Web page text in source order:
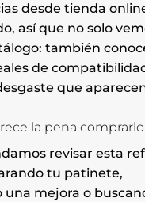
desde tienda
así que no solo
también
de
que
la pena comprarlo
revisar esta
tu patinete,
una mejora o